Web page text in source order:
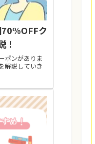
ク
！
ポンがありま
解説していき